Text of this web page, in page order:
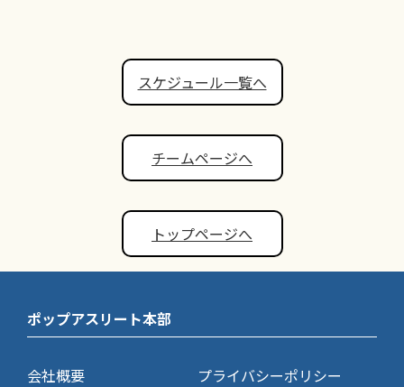
スケジュール一覧へ
チームページへ
トップページへ
ポップアスリート本部
会社概要
プライバシーポリシー